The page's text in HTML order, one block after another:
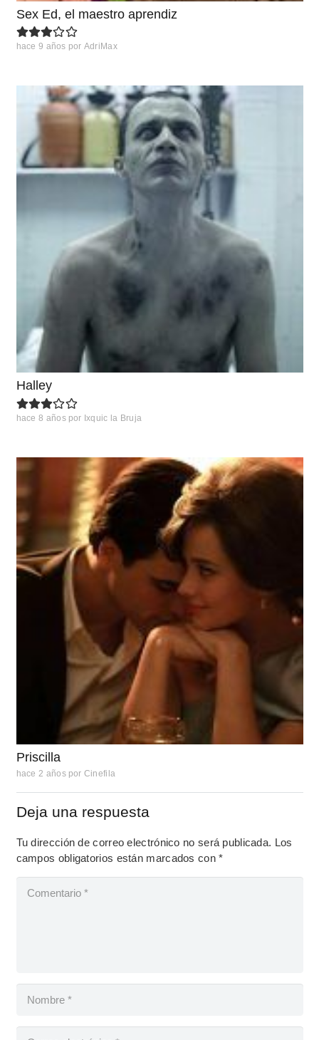
Sex Ed, el maestro aprendiz
hace 9 años por AdriMax
Halley
hace 8 años por Ixquic la Bruja
Priscilla
hace 2 años por Cinefila
Deja una respuesta
Tu dirección de correo electrónico no será publicada. Los
campos obligatorios están marcados con*